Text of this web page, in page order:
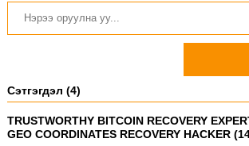
Сэтгэгдэл (4)
TRUSTWORTHY BITCOIN RECOVERY
GEO COORDINATES RECOVERY HACKER